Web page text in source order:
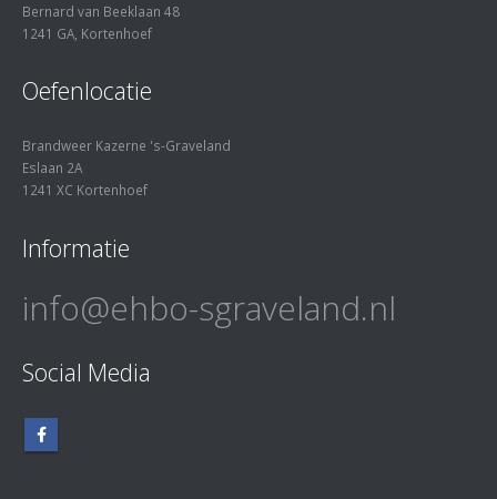
Bernard van Beeklaan 48
1241 GA, Kortenhoef
Oefenlocatie
Brandweer Kazerne 's-Graveland
Eslaan 2A
1241 XC Kortenhoef
Informatie
info@ehbo-sgraveland.nl
Social Media